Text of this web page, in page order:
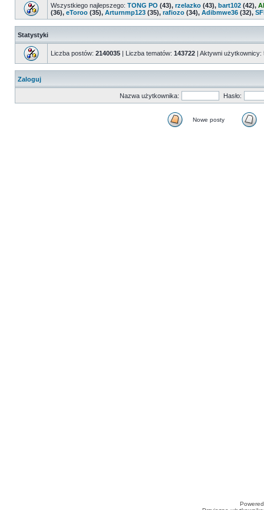
Wszystkiego najlepszego: TONG PO (43), rzelazko (43), bart102 (42),
(36), eToroo (35), Arturnmp123 (35), rafiozo (34), Adibmwe36 (32),
Statystyki
Liczba postów: 2140035 | Liczba tematów: 143722 | Aktywni użytkownicy:
Zaloguj
Nazwa użytkownika: Hasło:
Nowe posty